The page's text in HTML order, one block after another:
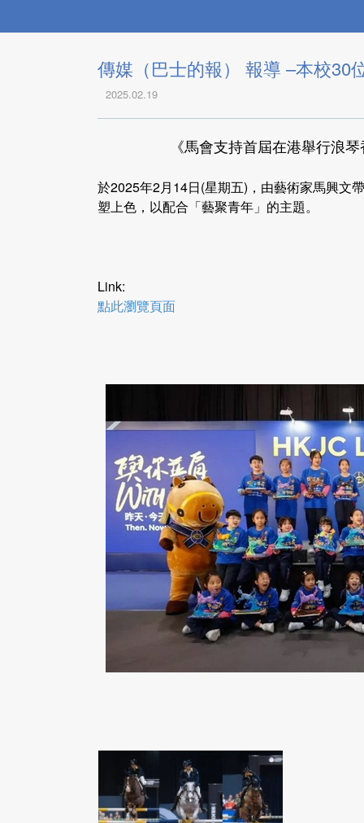
傳媒（巴士的報） 報導 –本校30
2025.02.19
《馬會支持首屆在港舉行浪
於2025年2月14日(星期五)，由藝術家馬興文
塑上色，以配合「藝聚青年」的主題。
Link:
點此瀏覽頁面